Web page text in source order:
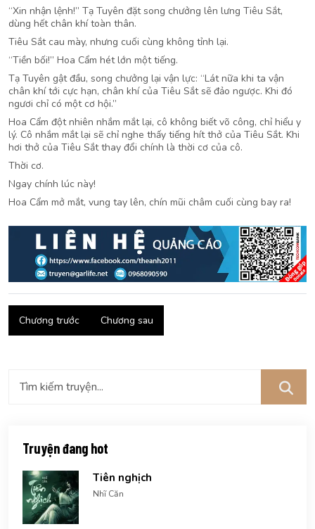
“Xin nhận lệnh!” Tạ Tuyên đặt song chưởng lên lưng Tiêu Sắt,
dùng hết chân khí toàn thân.
Tiêu Sắt cau mày, nhưng cuối cùng không tỉnh lại.
“Tiền bối!” Hoa Cẩm hét lớn một tiếng.
Tạ Tuyên gật đầu, song chưởng lại vận lực: “Lát nữa khi ta vận
chân khí tới cực hạn, chân khí của Tiêu Sắt sẽ đảo ngược. Khi đó
ngươi chỉ có một cơ hội.”
Hoa Cẩm đột nhiên nhắm mắt lại, cô không biết võ công, chỉ hiểu y
lý. Cô nhắm mắt lại sẽ chỉ nghe thấy tiếng hít thở của Tiêu Sắt. Khi
hơi thở của Tiêu Sắt thay đổi chính là thời cơ của cô.
Thời cơ.
Ngay chính lúc này!
Hoa Cẩm mở mắt, vung tay lên, chín mũi châm cuối cùng bay ra!
Chương trước Chương sau
Truyện đang hot
Tiên nghịch
Nhĩ Căn